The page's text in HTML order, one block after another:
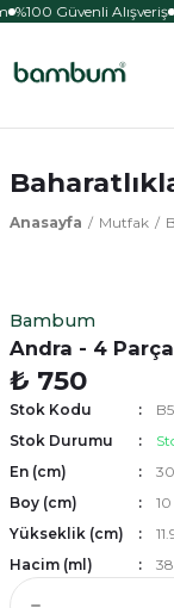
%100 Güvenli Alışveriş
Anasayfa Mutfak
Bambum
Andra - 4
₺ 750
Stok Kodu
Stok Durumu
En (cm)
Boy (cm)
10
Yükseklik (cm)
Hacim (ml)